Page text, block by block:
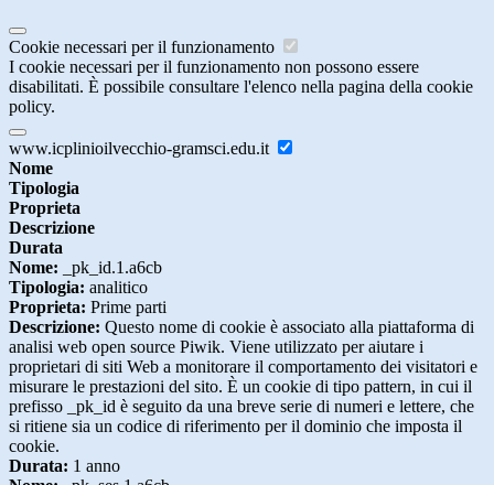
Cookie necessari per il funzionamento
I cookie necessari per il funzionamento non possono essere
disabilitati. È possibile consultare l'elenco nella pagina della cookie
policy.
www.icplinioilvecchio-gramsci.edu.it
Nome
Tipologia
Proprieta
Descrizione
Durata
Nome: _pk_id.1.a6cb
Tipologia: analitico
Proprieta: Prime parti
Descrizione: Questo nome di cookie è associato alla piattaforma di
analisi web open source Piwik. Viene utilizzato per aiutare i
proprietari di siti Web a monitorare il comportamento dei visitatori e
misurare le prestazioni del sito. È un cookie di tipo pattern, in cui il
prefisso _pk_id è seguito da una breve serie di numeri e lettere, che
si ritiene sia un codice di riferimento per il dominio che imposta il
cookie.
Durata: 1 anno